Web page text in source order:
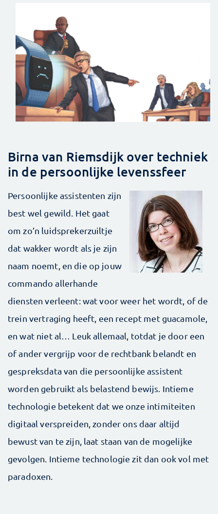
Birna van Riemsdijk over techniek
in de persoonlijke levenssfeer
Persoonlijke assistenten zijn
best wel gewild. Het gaat
om zo’n luidsprekerzuiltje
dat wakker wordt als je zijn
naam noemt, en die op jouw
commando allerhande
diensten verleent: wat voor weer het wordt, of de
trein vertraging heeft, een recept met guacamole,
en wat niet al… Leuk allemaal, totdat je door een
of ander vergrijp voor de rechtbank belandt en
gespreksdata van die persoonlijke assistent
worden gebruikt als belastend bewijs. Intieme
technologie betekent dat we onze intimiteiten
digitaal verspreiden, zonder ons daar altijd
bewust van te zijn, laat staan van de mogelijke
gevolgen. Intieme technologie zit dan ook vol met
paradoxen.